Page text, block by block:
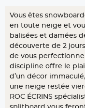
Vous êtes
en toute neige et
balisées et damées
découverte de 2
de vous
discipline offre le
d’un décor
une neige restée
ROC ÉCRINS